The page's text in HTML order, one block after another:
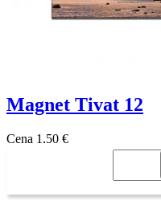
Magnet Tivat 12
Cena 1,50 €